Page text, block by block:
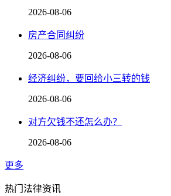
2026-08-06
房产合同纠纷
2026-08-06
经济纠纷，要回给小三转的钱
2026-08-06
对方欠钱不还怎么办？
2026-08-06
更多
热门法律资讯